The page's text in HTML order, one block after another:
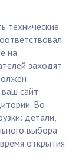
технические
на
заходят
сайт
Во-
детали,
выбора
открытия